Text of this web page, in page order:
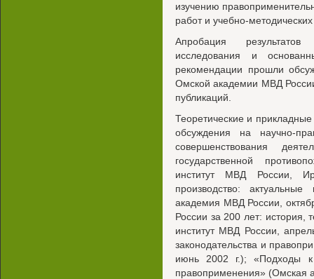
изучению
работ и учебно-
Апробация
исследования и
рекомендации прошли
Омской академии МВД
публикаций.
Теоретические и
обсуждения на научно-
совершенствования
государственной
институт МВД России,
производство:
академия МВД России,
России за 200 лет: история,
институт МВД России,
законодательства и
июнь 2002 г.); «Подходы к
правоприменения» (Омская